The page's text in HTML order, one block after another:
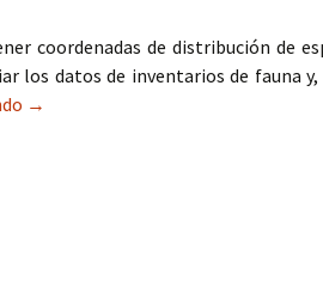
coordenadas de distribución de
los datos de inventarios de fauna
iMammalia: biodiversidad y ciencia
→